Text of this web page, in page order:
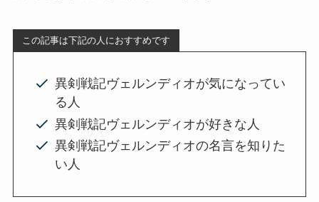
この記事は下記の人におすすめです
異剣戦記ヴェルンディオが気になってい
る人
異剣戦記ヴェルンディオが好きな人
異剣戦記ヴェルンディオの名言を知りた
い人